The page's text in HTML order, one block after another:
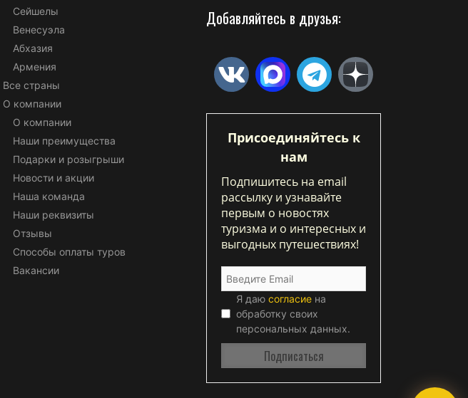
Сейшелы
Венесуэла
Абхазия
Армения
Все страны
О компании
О компании
Наши преимущества
Подарки и розыгрыши
Новости и акции
Наша команда
Наши реквизиты
Отзывы
Способы оплаты туров
Вакансии
Добавляйтесь в друзья:
Присоединяйтесь к
нам
Подпишитесь на email
рассылку и узнавайте
первым о новостях
туризма и о интересных и
выгодных путешествиях!
Я даю согласие на
обработку своих
персональных данных.